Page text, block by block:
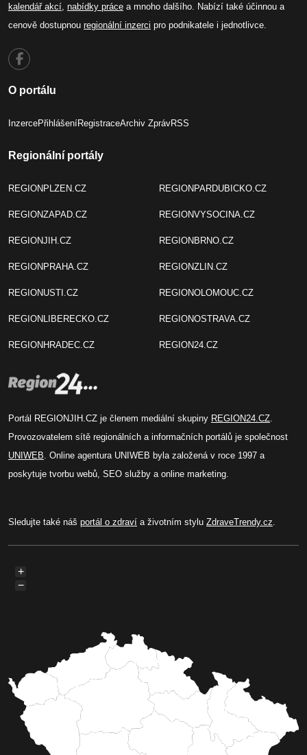
kalendář akcí nabídky práce a mnoho dalšího. Nabízí také účinnou a
cenově dostupnou regionální inzerci pro podnikatele i jednotlivce.
O portálu
InzercePřihlášeníRegistraceArchiv ZprávRSS
Regionální portály
REGIONPLZEN.CZ
REGIONZAPAD.CZ
REGIONJIH.CZ
REGIONPRAHA.CZ
REGIONUSTI.CZ
REGIONLIBERECKO.CZ
REGIONHRADEC.CZ
REGIONPARDUBICKO.CZ
REGIONVYSOCINA.CZ
REGIONBRNO.CZ
REGIONZLIN.CZ
REGIONOLOMOUC.CZ
REGIONOSTRAVA.CZ
REGION24.CZ
Portál REGIONJIH.CZ je členem mediální skupiny REGION24.CZ
Provozovatelem sítě regionálních a informačních portálů je společnost
UNIWEB . Online agentura UNIWEB byla založená v roce 1997 a
poskytuje tvorbu webů, SEO služby a online marketing.
Sledujte také náš portál o zdraví a životním stylu ZdraveTrendy.cz
+
−